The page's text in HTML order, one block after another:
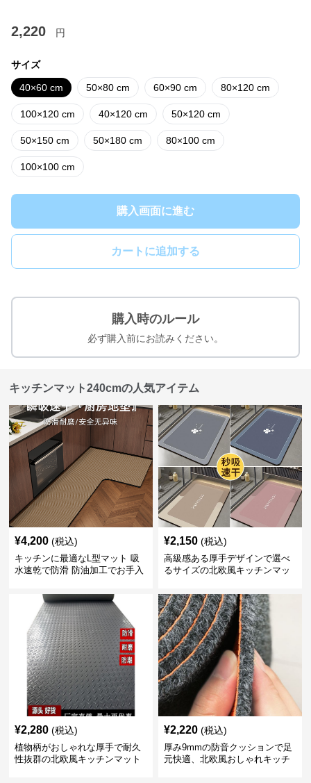
2,220 円
サイズ
40×60 cm 50×80 cm 60×90 cm 80×120 cm
100×120 cm 40×120 cm 50×120 cm
50×150 cm 50×180 cm 80×100 cm
100×100 cm
購入画面に進む
カートに追加する
購入時のルール
必ず購入前にお読みください。
キッチンマット240cmの人気アイテム
¥4,200 (税込)
キッチンに最適なL型マット 吸
水速乾で防滑 防油加工でお手入
¥2,150 (税込)
高級感ある厚手デザインで選べ
るサイズの北欧風キッチンマッ
¥2,280 (税込)
植物柄がおしゃれな厚手で耐久
性抜群の北欧風キッチンマット
¥2,220 (税込)
厚み9mmの防音クッションで足
元快適、北欧風おしゃれキッチ